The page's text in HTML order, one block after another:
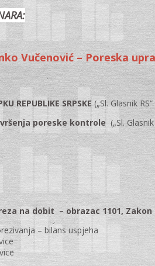
Vučenović – Poreska
REPUBLIKE SRPSKE(„Sl. Glasnik
poreske kontrole(„Sl.
na dobit – obrazac 1101, Zakon
– bilans uspjeha